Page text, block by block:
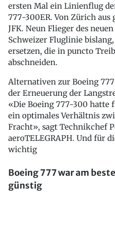
ersten Mal ein Linienflug
777-300ER. Von Zürich aus
JFK. Neun Flieger des
Schweizer Fluglinie
ersetzen, die in puncto
abschneiden.
Alternativen zur Boeing
der Erneuerung der
«Die Boeing 777-300 hatte
ein optimales Verhältnis
Fracht», sagt Technikchef
aeroTELEGRAPH. Und für
wichtig
Boeing 777 war am
günstig